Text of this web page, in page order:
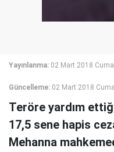
Yayınlanma: 02 Mart 2018
Güncelleme: 02 Mart 2018
Teröre yardım
17,5 sene hapis
Mehanna